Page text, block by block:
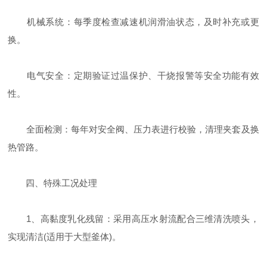
‌机械系统‌：每季度检查减速机润滑油状态，及时补充或更
换。
‌电气安全‌：定期验证过温保护、干烧报警等安全功能有效
性。
‌全面检测‌：每年对安全阀、压力表进行校验，清理夹套及换
热管路。
四、特殊工况处理
‌1、高黏度乳化残留‌：采用高压水射流配合三维清洗喷头，
实现清洁(适用于大型釜体)。